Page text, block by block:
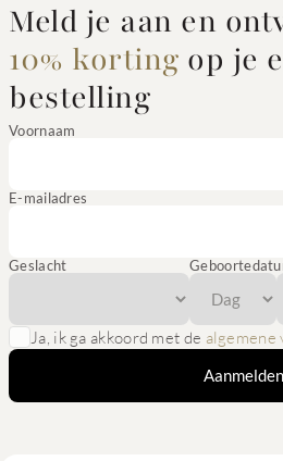
Meld je aan en
10% korting op je
bestelling
Voornaam
E-mailadres
Geslacht
Ja, ik ga akkoord met de algemene
Aanmelden